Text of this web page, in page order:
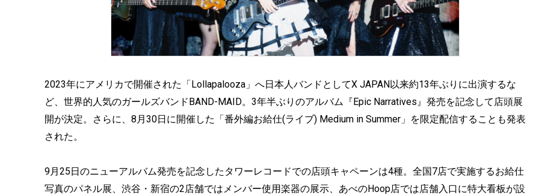
2023年にアメリカで開催された「Lollapalooza」へ日本人バンドとしてX JAPAN以来約13年ぶりに出演するな
ど、世界的人気のガールズバンドBAND-MAID。3年半ぶりのアルバム『Epic Narratives』発売を記念して店頭展
開が決定。さらに、8月30日に開催した「番外編お給仕(ライブ) Medium in Summer」を限定配信することも発表
された。
9月25日のニューアルバム発売を記念したタワーレコードでの店頭キャペーンは4種。全国7店で実施するお給仕
写真のパネル展、渋谷・新宿の2店舗ではメンバー使用楽器の展示、あべのHoop店では店舗入口に特大看板が設